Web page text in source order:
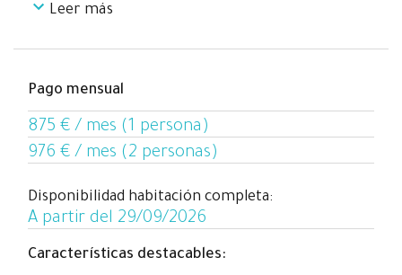
Esta casa dispone de una amplia terraza junto a la zona
independiente con el que compartirás jardín y psicina y la
con entrada independiente.
Leer más
Pago mensual
875 € / mes (1 persona)
976 € / mes (2 personas)
Disponibilidad habitación completa:
A partir del 29/09/2026
Características destacables: